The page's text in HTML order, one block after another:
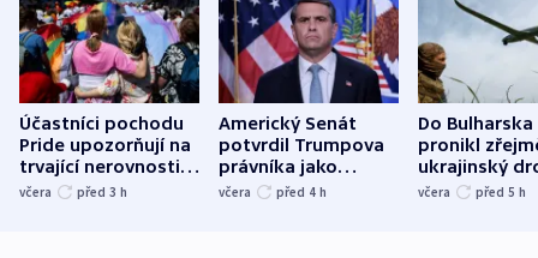
Účastníci pochodu
Pride upozorňují na
trvající nerovnosti i
společenskou
včera před 3 h
Americký Senát
potvrdil Trumpova
právníka jako
ministra
včera před 4 h
Do Bulharska
pronikl
ukrajinský
explodoval
včera před 5 h